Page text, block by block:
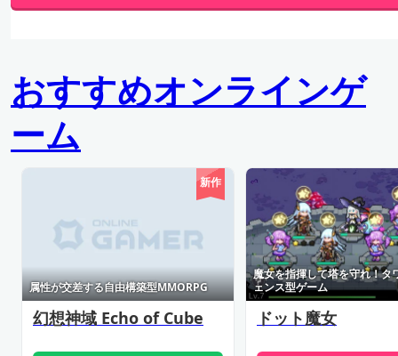
おすすめオンラインゲ
ーム
幻想神域 Echo of Cube
属性が交差する自由構築型MMORPG
新作
ドット魔女
魔女を指揮して塔を守れ！タ
ェンス型ゲーム